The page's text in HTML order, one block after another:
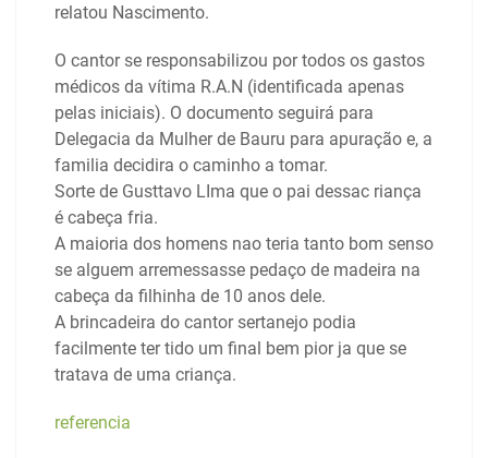
relatou Nascimento.
O cantor se responsabilizou por todos os gastos
médicos da vítima R.A.N (identificada apenas
pelas iniciais). O documento seguirá para
Delegacia da Mulher de Bauru para apuração e, a
familia decidira o caminho a tomar.
Sorte de Gusttavo LIma que o pai dessac riança
é cabeça fria.
A maioria dos homens nao teria tanto bom senso
se alguem arremessasse pedaço de madeira na
cabeça da filhinha de 10 anos dele.
A brincadeira do cantor sertanejo podia
facilmente ter tido um final bem pior ja que se
tratava de uma criança.
referencia